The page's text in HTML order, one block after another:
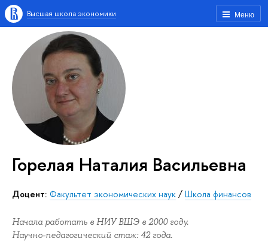
Меню
Высшая школа экономики
Горелая Наталия Васильевна
Доцент: Факультет экономических наук / Школа финансов
Начала работать в НИУ ВШЭ в 2000 году.
Научно-педагогический стаж: 42 года.